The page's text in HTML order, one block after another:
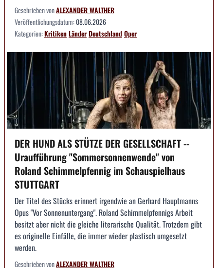
Geschrieben vonALEXANDER WALTHER
Veröffentlichungsdatum:08.06.2026
Kategorien:KritikenLänderDeutschlandOper
DER HUND ALS STÜTZE DER GESELLSCHAFT --
Uraufführung "Sommersonnenwende" von
Roland Schimmelpfennig im Schauspielhaus
STUTTGART
Der Titel des Stücks erinnert irgendwie an Gerhard Hauptmanns
Opus "Vor Sonnenuntergang". Roland Schimmelpfennigs Arbeit
besitzt aber nicht die gleiche literarische Qualität. Trotzdem gibt
es originelle Einfälle, die immer wieder plastisch umgesetzt
werden.
Geschrieben vonALEXANDER WALTHER